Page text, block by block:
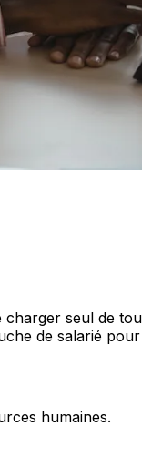
seul de
de salarié
humaines.